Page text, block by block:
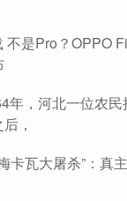
不是Pro？OPPO
年，河北一位农民
，
卡瓦大屠杀”：真